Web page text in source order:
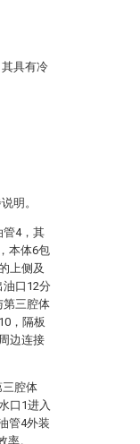
具有冷
明。
管4，其
本体6包
上侧及
口12分
第三腔体
，隔板
边连接
三腔体
口1进入
管4外装
。